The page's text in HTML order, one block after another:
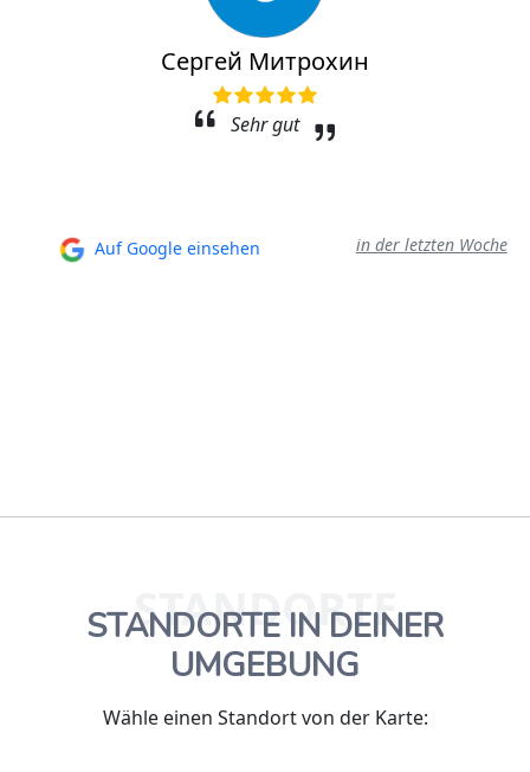
Сергей Митрохин
Sehr gut
Auf Google einsehen in der letzten Woche
STANDORTE
STANDORTE IN DEINER
UMGEBUNG
Wähle einen Standort von der Karte: